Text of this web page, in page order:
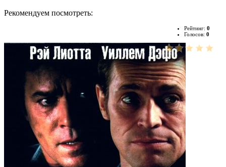
Рекомендуем посмотреть:
Рейтинг: 0
Голосов: 0